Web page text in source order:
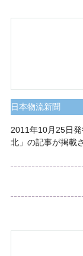
日本物流新聞
2011年10月25日
北」の記事が掲載